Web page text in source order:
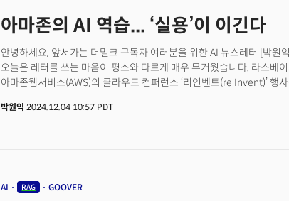
아마존의 AI 역습... ‘실용’이 이긴다
안녕하세요, 앞서가는 더밀크 구독자 여러분을 위한 AI 뉴스레터 [박원
오늘은 레터를 쓰는 마음이 평소와 다르게 매우 무거웠습니다. 라스베
아마존웹서비스(AWS)의 클라우드 컨퍼런스 ‘리인벤트(re:Invent)’ 행
건가?”라고 궁금해하며 물어볼 정도로 비상계엄 선포와 해제 과정은 미
박원익 2024.12.04 10:57 PDT
AI RAG GOOVER